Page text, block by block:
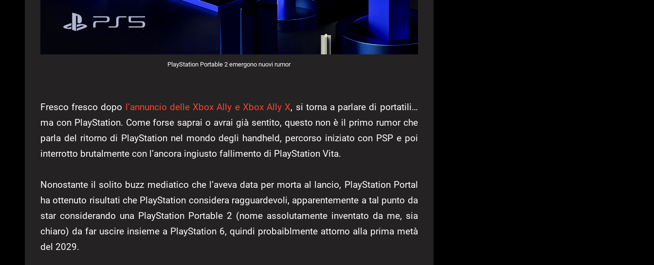
PlayStation Portable 2 emergono nuovi rumor
Fresco fresco dopo l’annuncio delle Xbox Ally e Xbox Ally X, si torna a parlare di portatili…
ma con PlayStation. Come forse saprai o avrai già sentito, questo non è il primo rumor che
parla del ritorno di PlayStation nel mondo degli handheld, percorso iniziato con PSP e poi
interrotto brutalmente con l’ancora ingiusto fallimento di PlayStation Vita.
Nonostante il solito buzz mediatico che l’aveva data per morta al lancio, PlayStation Portal
ha ottenuto risultati che PlayStation considera ragguardevoli, apparentemente a tal punto da
star considerando una PlayStation Portable 2 (nome assolutamente inventato da me, sia
chiaro) da far uscire insieme a PlayStation 6, quindi probaiblmente attorno alla prima metà
del 2029.